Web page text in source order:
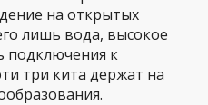
на открытых
лишь вода, высокое
подключения к
три кита держат на